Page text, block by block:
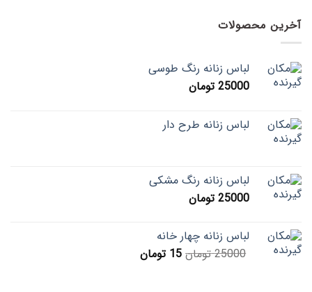
آخرین محصولات
لباس زنانه رنگ طوسی
25000 تومان
لباس زنانه طرح دار
لباس زنانه رنگ مشکی
25000 تومان
لباس زنانه چهار خانه
25000 تومان 15 تومان